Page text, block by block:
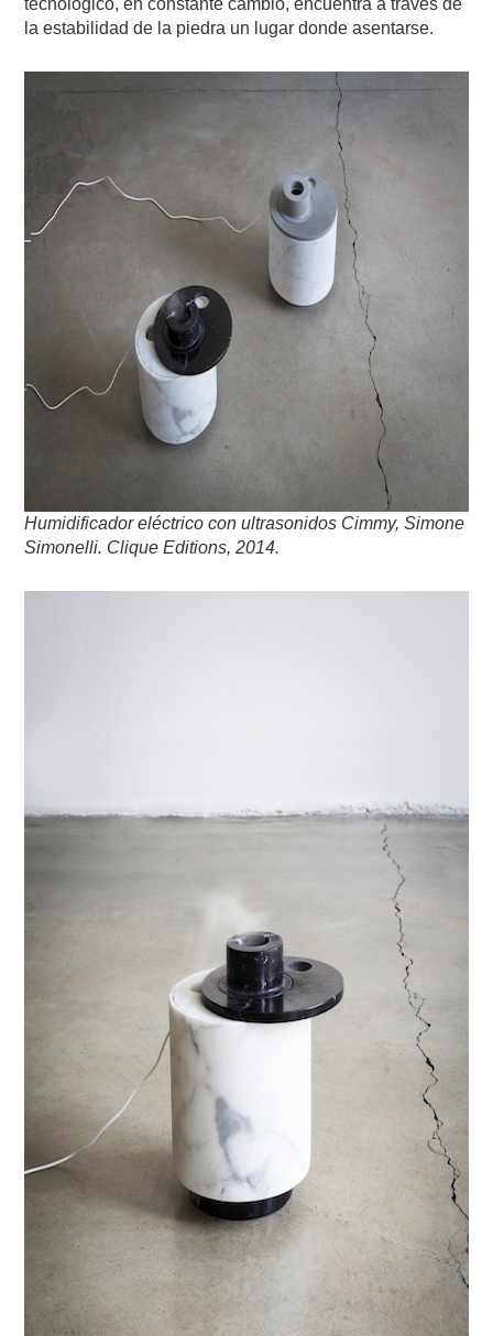
tecnológico, en constante cambio, encuentra a través de
la estabilidad de la piedra un lugar donde asentarse.
Humidificador eléctrico con ultrasonidos Cimmy, Simone
Simonelli. Clique Editions, 2014.